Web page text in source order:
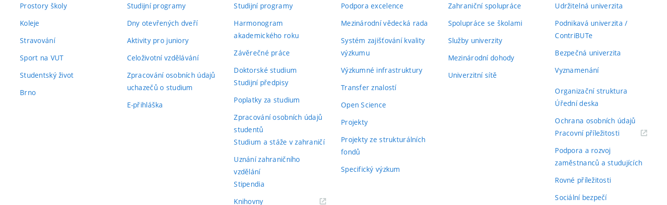
Prostory školy
Koleje
Stravování
Sport na VUT
Studentský život
Brno
Studijní programy
Dny otevřených dveří
Aktivity pro juniory
Celoživotní vzdělávání
Zpracování osobních údajů
uchazečů o studium
E-přihláška
Studijní programy
Harmonogram
akademického roku
Závěrečné práce
Doktorské studium
Studijní předpisy
Poplatky za studium
Zpracování osobních údajů
studentů
Studium a stáže v zahraničí
Uznání zahraničního
vzdělání
Stipendia
Knihovny(externí
Podpora excelence
Mezinárodní vědecká rada
Systém zajišťování kvality
výzkumu
Výzkumné infrastruktury
Transfer znalostí
Open Science
Projekty
Projekty ze strukturálních
fondů
Specifický výzkum
Zahraniční spolupráce
Spolupráce se školami
Služby univerzity
Mezinárodní dohody
Univerzitní sítě
Udržitelná univerzita
Podnikavá univerzita /
ContriBUTe
Bezpečná univerzita
Vyznamenání
Organizační struktura
Úřední deska
Ochrana osobních údajů
Pracovní příležitosti(externí
Podpora a rozvoj
zaměstnanců a studujících
Rovné příležitosti
Sociální bezpečí